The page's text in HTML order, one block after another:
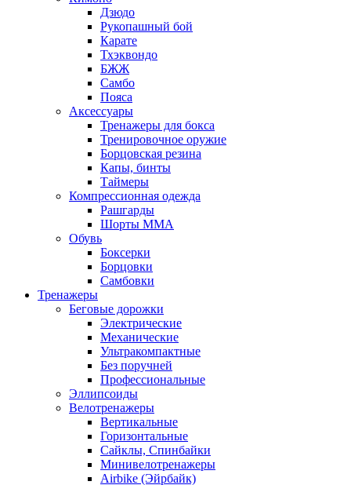
Дзюдо
Рукопашный бой
Карате
Тхэквондо
БЖЖ
Самбо
Пояса
Аксессуары
Тренажеры для бокса
Тренировочное оружие
Борцовская резина
Капы, бинты
Таймеры
Компрессионная одежда
Рашгарды
Шорты MMA
Обувь
Боксерки
Борцовки
Самбовки
Тренажеры
Беговые дорожки
Электрические
Механические
Ультракомпактные
Без поручней
Профессиональные
Эллипсоиды
Велотренажеры
Вертикальные
Горизонтальные
Сайклы, Спинбайки
Минивелотренажеры
Airbike (Эйрбайк)